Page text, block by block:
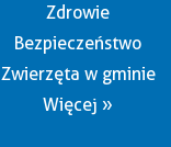
Zdrowie
Bezpieczeństwo
Zwierzęta w gminie
Więcej »